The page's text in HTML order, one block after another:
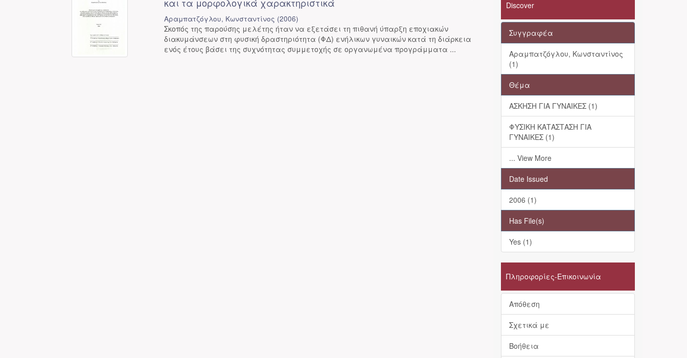
Αραμπατζόγλου, Κωνσταντίνος (2006)
Σκοπός της παρούσης μελέτης ήταν να εξετάσει τη πιθανή ύπαρξη εποχιακών
διακυμάνσεων στη φυσική δραστηριότητα (ΦΔ) ενήλικων γυναικών κατά τη διάρκεια
ενός έτους βάσει της συχνότητας συμμετοχής σε οργανωμένα προγράμματα ...
Discover
Συγγραφέα
Αραμπατζόγλου, Κωνσταντίνος
(1)
Θέμα
ΑΣΚΗΣΗ ΓΙΑ ΓΥΝΑΙΚΕΣ (1)
ΦΥΣΙΚΗ ΚΑΤΑΣΤΑΣΗ ΓΙΑ
ΓΥΝΑΙΚΕΣ (1)
... View More
Date Issued
2006 (1)
Has File(s)
Yes (1)
Πληροφορίες-Επικοινωνία
Απόθεση
Σχετικά με
Βοήθεια